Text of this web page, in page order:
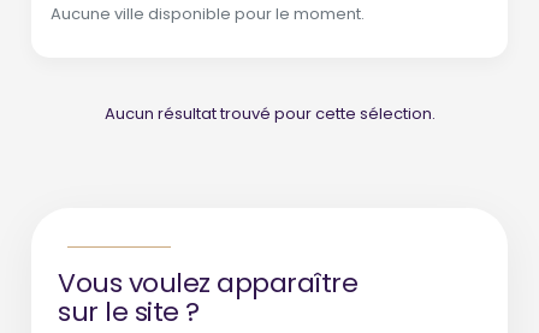
Aucune ville disponible pour le moment.
Aucun résultat trouvé pour cette sélection.
Vous voulez apparaître
sur le site ?